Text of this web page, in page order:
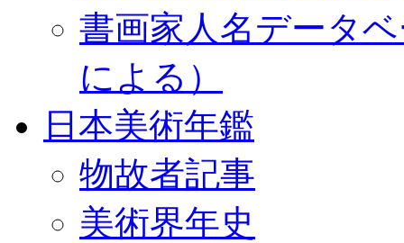
書画家人名データ
による）
日本美術年鑑
物故者記事
美術界年史